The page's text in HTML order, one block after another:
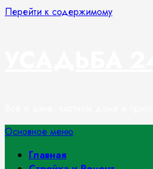
Перейти к содержимому
Основное меню
Главная